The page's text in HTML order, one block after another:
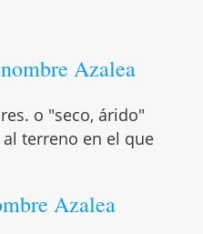
Azalea
o "seco, árido"
terreno en el que
Azalea